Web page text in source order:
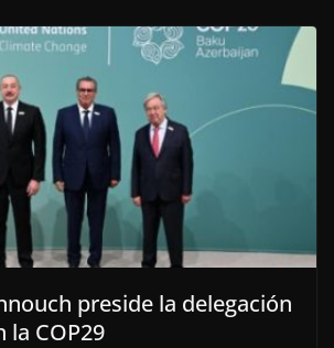
preside la delegación
COP29